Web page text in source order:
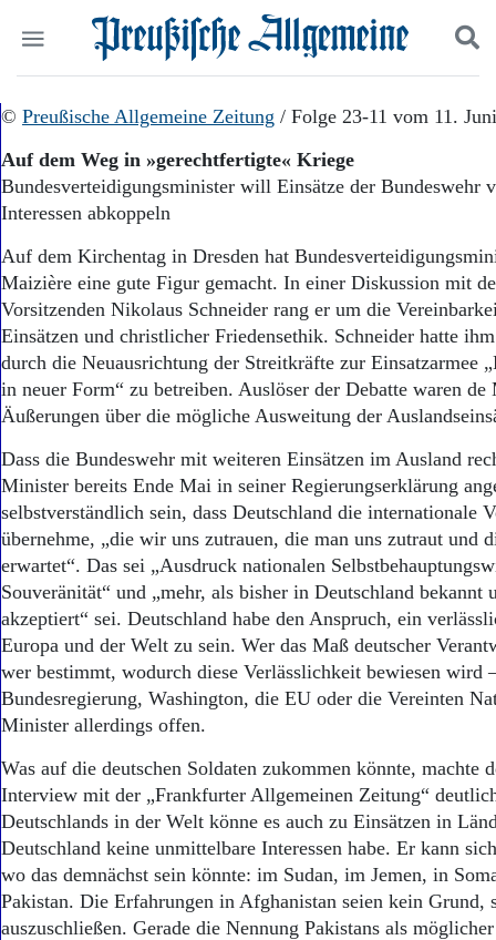
Start
Wer wir sind
Aktuelle Ausgabe
Abonnenten-Login
Abonnent werden
Abo Prämien
Archiv
Mediadaten
Politik
Wirtschaft
Panorama
Geschichte
Ostpreußen
Pommern
Berlin-Brandenburg
Schlesien
Danzig und Westpreußen
Bücher
Kontakt
Impressum
Datenschutz
Suchen und finden
© Preußische Allgemeine Zeitung / Folge 23-11 vom 11.
Auf dem Weg in »gerechtfertigte« Kriege
Bundesverteidigungsminister will Einsätze der Bundeswehr
Interessen abkoppeln
Auf dem Kirchentag in Dresden hat
Maizière eine gute Figur gemacht. In einer Diskussion mit
Vorsitzenden Nikolaus Schneider rang er um die
Einsätzen und christlicher Friedensethik. Schneider hatte
durch die Neuausrichtung der Streitkräfte zur Einsatzarmee
in neuer Form“ zu betreiben. Auslöser der Debatte waren de
Äußerungen über die mögliche Ausweitung der
Dass die Bundeswehr mit weiteren Einsätzen im Ausland
Minister bereits Ende Mai in seiner Regierungserklärung
selbstverständlich sein, dass Deutschland die internationale
übernehme, „die wir uns zutrauen, die man uns zutraut und
erwartet“. Das sei „Ausdruck nationalen
Souveränität“ und „mehr, als bisher in Deutschland bekannt
akzeptiert“ sei. Deutschland habe den Anspruch, ein
Europa und der Welt zu sein. Wer das Maß deutscher
wer bestimmt, wodurch diese Verlässlichkeit bewiesen wird
Bundesregierung, Wa­shington, die EU oder die Vereinten
Minister allerdings offen.
Was auf die deutschen Soldaten zukommen könnte, machte
Interview mit der „Frankfurter Allgemeinen Zeitung“
Deutschlands in der Welt könne es auch zu Einsätzen in
Deutschland keine unmittelbare Interessen habe. Er kann
wo das demnächst sein könnte: im Sudan, im Jemen, in
Pakistan. Die Erfahrungen in Afghanistan seien kein Grund,
auszuschließen. Gerade die Nennung Pakistans als